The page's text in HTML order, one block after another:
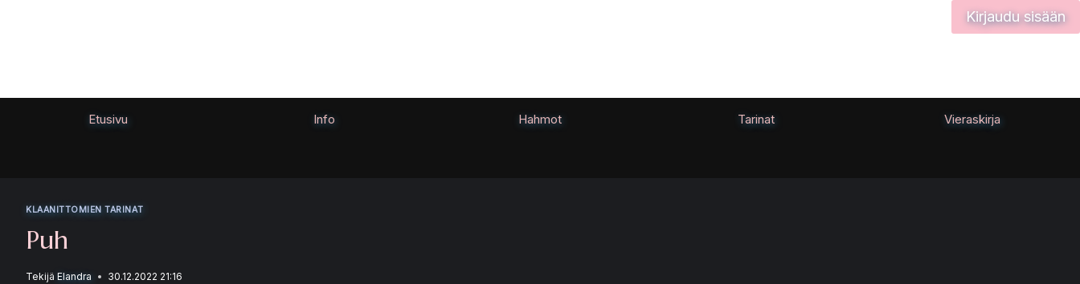
Kirjaudu sisään
Etusivu Info Hahmot Tarinat Vieraskirja
KLAANITTOMIEN TARINAT
Puh
Tekijä Elandra 30.12.2022 21:16